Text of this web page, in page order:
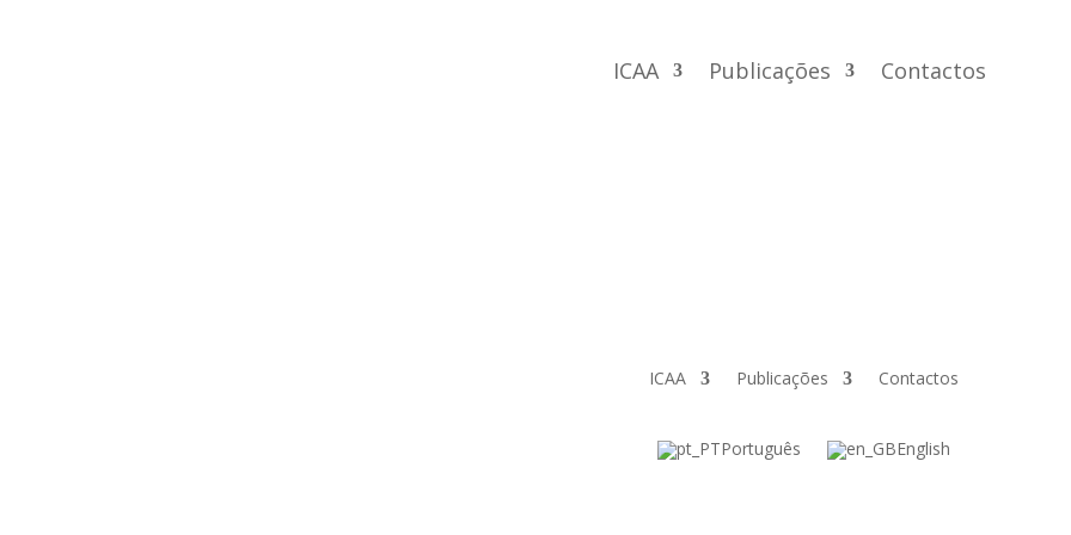
ICAA Publicações Contactos
ICAA Publicações Contactos
Português English